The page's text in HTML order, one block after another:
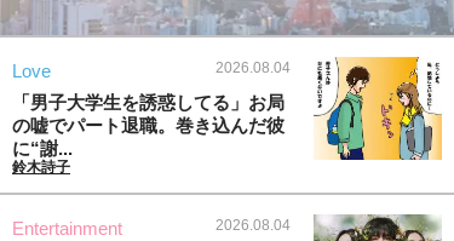
Love 2026.08.04
「男子大学生を誘惑してる」お局
の嘘でパート退職。巻き込んだ彼
に“謝...
鈴木詩子
Entertainment 2026.08.04